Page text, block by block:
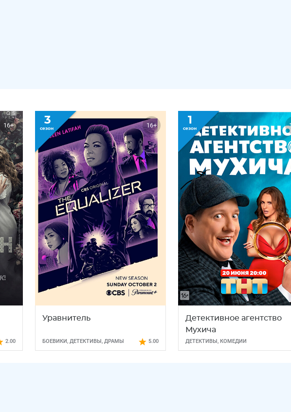
16+
2.00
3
сезон 16+
Уравнитель
БОЕВИКИ,ДЕТЕКТИВЫ,ДРАМЫ 5.00
1
сезон
Детективное агентство
Мухича
ДЕТЕКТИВЫ , КОМЕДИИ